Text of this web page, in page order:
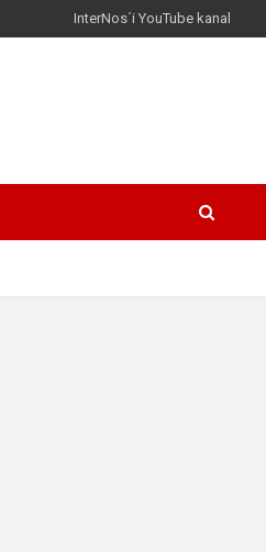
InterNos´i YouTube kanal